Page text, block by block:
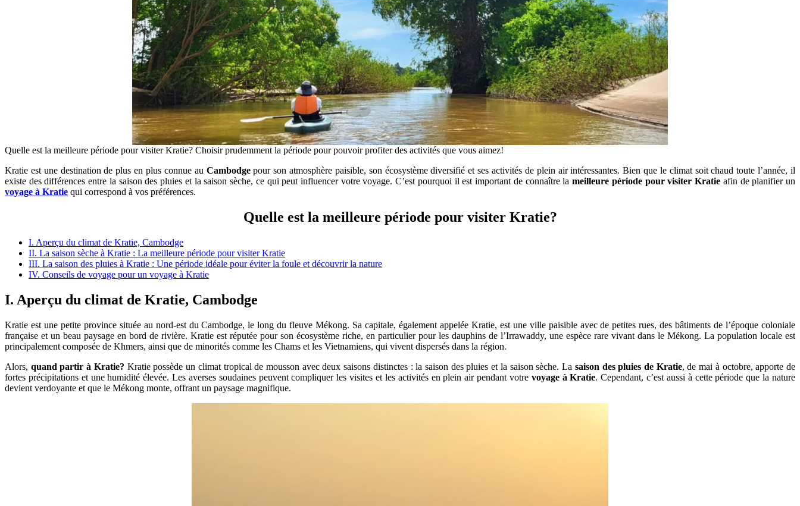
Quelle est la meilleure période pour visiter Kratie? Choisir prudemment la période pour pouvoir profiter des activités que vous aimez!
Kratie est une destination de plus en plus connue au Cambodgepour son atmosphère paisible, son écosystème diversifié et ses activités de plein air intéressantes. Bien que le climat soit chaud toute l’année, il
existe des différences entre la saison des pluies et la saison sèche, ce qui peut influencer votre voyage. C’est pourquoi il est important de connaître lameilleure période pour visiter Kratie afin de planifier un
voyage à Kratie qui correspond à vos préférences.
Quelle est la meilleure période pour visiter Kratie?
I. Aperçu du climat de Kratie, Cambodge
II. La saison sèche à Kratie : La meilleure période pour visiter Kratie
III. La saison des pluies à Kratie : Une période idéale pour éviter la foule et découvrir la nature
IV. Conseils de voyage pour un voyage à Kratie
I. Aperçu du climat de Kratie, Cambodge
Kratie est une petite province située au nord-est du Cambodge, le long du fleuve Mékong. Sa capitale, également appelée Kratie, est une ville paisible avec de petites rues, des bâtiments de l’époque coloniale
française et un beau paysage en bord de rivière. Kratie est réputée pour son écosystème riche, en particulier pour les dauphins de l’Irrawaddy, une espèce rare vivant dans le Mékong. La population locale est
principalement composée de Khmers, ainsi que de minorités comme les Chams et les Vietnamiens, qui vivent dispersés dans la région.
Alors, quand partir à Kratie? Kratie possède un climat tropical de mousson avec deux saisons distinctes : la saison des pluies et la saison sèche. La saison des pluies de Kratie, de mai à octobre, apporte de
fortes précipitations et une humidité élevée. Les averses soudaines peuvent compliquer les visites et les activités en plein air pendant votre voyage à Kratie. Cependant, c’est aussi à cette période que la nature
devient verdoyante et que le Mékong monte, offrant un paysage magnifique.